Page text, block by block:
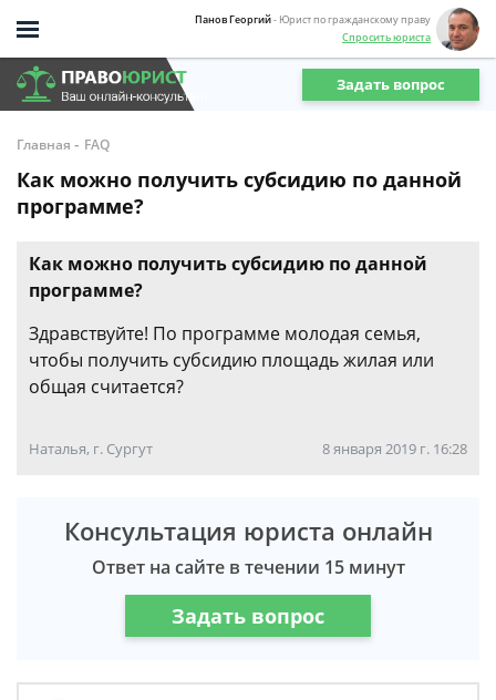
Панов Георгий- Юрист по гражданскому праву
Спросить юриста
Задать вопрос
Главная - FAQ
Как можно получить субсидию по данной
программе?
Как можно получить субсидию по данной
программе?
Здравствуйте! По программе молодая семья,
чтобы получить субсидию площадь жилая или
общая считается?
Наталья, г. Сургут 8 января 2019 г. 16:28
Консультация юриста онлайн
Ответ на сайте в течении 15 минут
Задать вопрос